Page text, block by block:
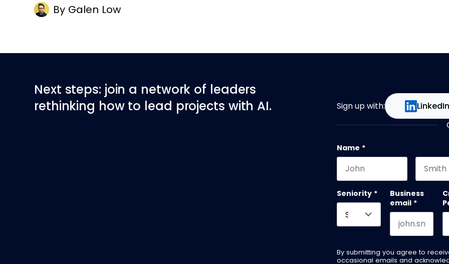
By Galen Low
Next steps: join a network of leaders
rethinking how to lead projects with AI.
Sign up with: LinkedIn
Name *
Seniority *
Business
email *
By submitting you agree to
occasional emails and